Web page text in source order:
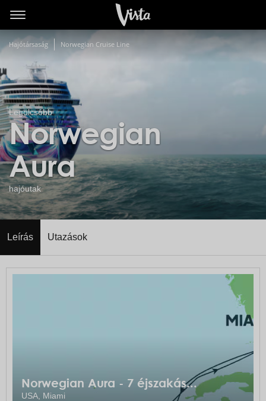
Hajótársaság Norwegian Cruise Line
Legolcsóbb
Norwegian
Aura
hajóutak
Leírás Utazások
Norwegian Aura - 7 éjszakás...
USA, Miami